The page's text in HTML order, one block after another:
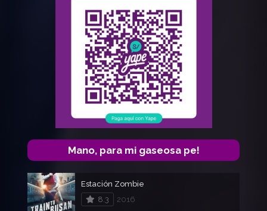
Mano, para mi gaseosa pe!
Estación Zombie
8.3
2016